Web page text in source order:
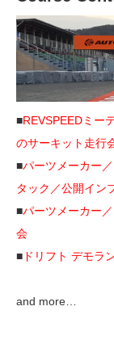
■REVSPEEDミー
のサーキット走行
■パーツメーカー
タック／公開イン
■パーツメーカー
会
■ ドリフト デモラ
and more…